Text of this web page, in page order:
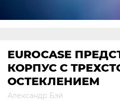
EUROCASE
КОРПУС С
ОСТЕКЛЕНИЕМ
Александр Бэй